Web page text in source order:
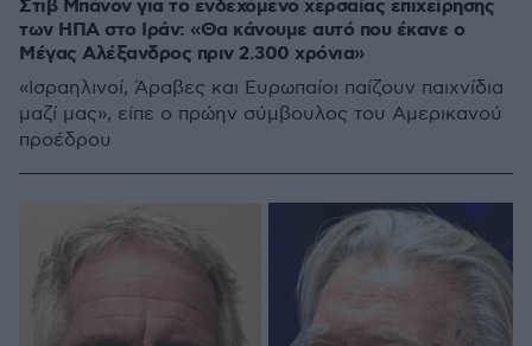
Στιβ Μπάνον για το ενδεχόμενο χερσαίας επιχείρησης
των ΗΠΑ στο Ιράν: «Θα κάνουμε αυτό που έκανε ο
Μέγας Αλέξανδρος πριν 2.300 χρόνια»
«Ισραηλινοί, Άραβες και Ευρωπαίοι παίζουν παιχνίδια
μαζί μας», είπε ο πρώην σύμβουλος του Αμερικανού
προέδρου